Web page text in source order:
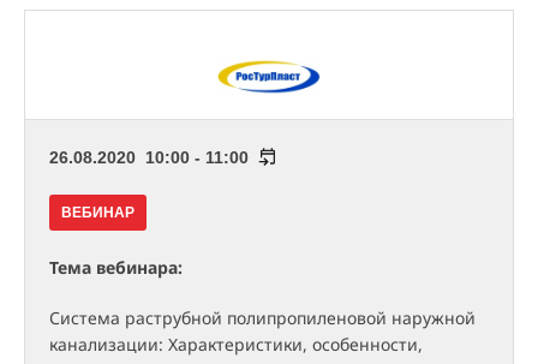
26.08.2020 10:00 - 11:00
ВЕБИНАР
Тема вебинара:
Система раструбной полипропиленовой наружной
канализации: Характеристики, особенности,